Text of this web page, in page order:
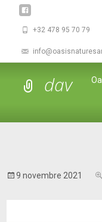
+32 478 95 70 79
dav
9 novembre 2021